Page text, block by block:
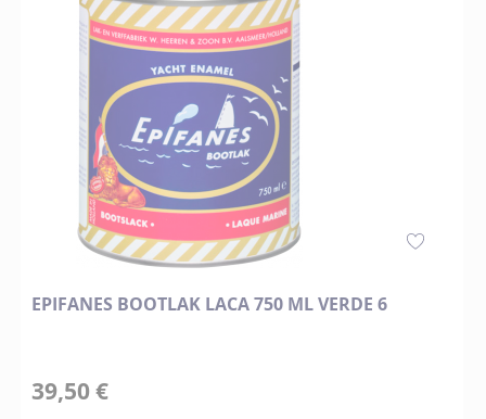
EPIFANES BOOTLAK LACA 750 ML VERDE 6
39,50 €